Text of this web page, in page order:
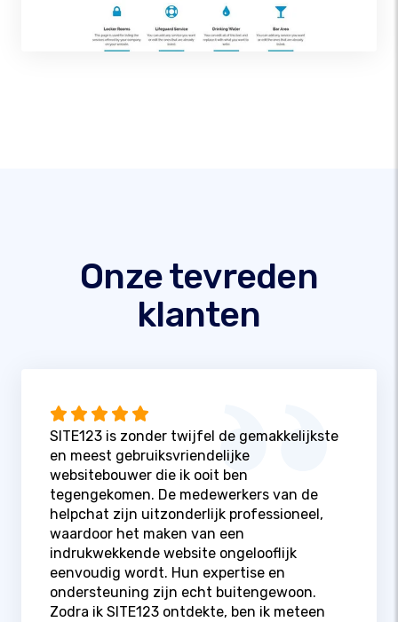
Onze tevreden
klanten
SITE123 is zonder twijfel de gemakkelijkste
en meest gebruiksvriendelijke
websitebouwer die ik ooit ben
tegengekomen. De medewerkers van de
helpchat zijn uitzonderlijk professioneel,
waardoor het maken van een
indrukwekkende website ongelooflijk
eenvoudig wordt. Hun expertise en
ondersteuning zijn echt buitengewoon.
Zodra ik SITE123 ontdekte, ben ik meteen